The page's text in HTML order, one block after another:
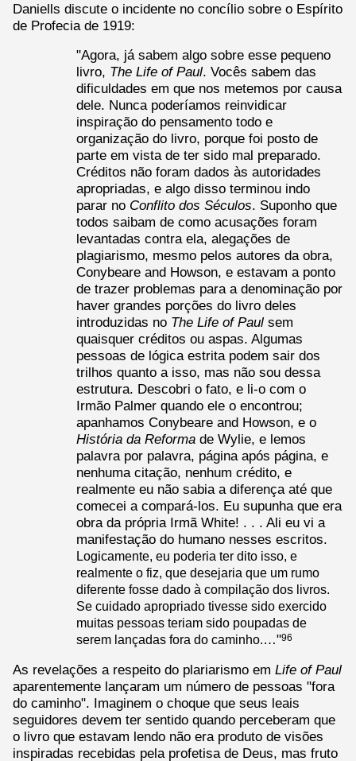
Daniells discute o incidente no concílio sobre o Espírito
de Profecia de 1919:
"Agora, já sabem algo sobre esse pequeno
livro, The Life of Paul. Vocês sabem das
dificuldades em que nos metemos por causa
dele. Nunca poderíamos reinvidicar
inspiração do pensamento todo e
organização do livro, porque foi posto de
parte em vista de ter sido mal preparado.
Créditos não foram dados às autoridades
apropriadas, e algo disso terminou indo
parar no Conflito dos Séculos. Suponho que
todos saibam de como acusações foram
levantadas contra ela, alegações de
plagiarismo, mesmo pelos autores da obra,
Conybeare and Howson, e estavam a ponto
de trazer problemas para a denominação por
haver grandes porções do livro deles
introduzidas no The Life of Paul sem
quaisquer créditos ou aspas. Algumas
pessoas de lógica estrita podem sair dos
trilhos quanto a isso, mas não sou dessa
estrutura. Descobri o fato, e li-o com o
Irmão Palmer quando ele o encontrou;
apanhamos Conybeare and Howson, e o
História da Reforma de Wylie, e lemos
palavra por palavra, página após página, e
nenhuma citação, nenhum crédito, e
realmente eu não sabia a diferença até que
comecei a compará-los. Eu supunha que era
obra da própria Irmã White! . . . Ali eu vi a
manifestação do humano nesses escritos.
Logicamente, eu poderia ter dito isso, e
realmente o fiz, que desejaria que um rumo
diferente fosse dado à compilação dos livros.
Se cuidado apropriado tivesse sido exercido
muitas pessoas teriam sido poupadas de
serem lançadas fora do caminho.…"96
As revelações a respeito do plariarismo em Life of Paul
aparentemente lançaram um número de pessoas "fora
do caminho". Imaginem o choque que seus leais
seguidores devem ter sentido quando perceberam que
o livro que estavam lendo não era produto de visões
inspiradas recebidas pela profetisa de Deus, mas fruto